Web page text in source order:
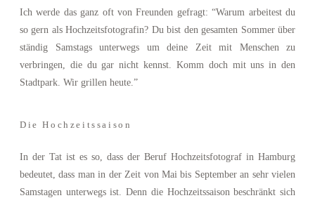
Businessfotograf
Hamburg
Blog
Kontakt
Ich werde das ganz oft von Freunden gefragt: “Warum arbeitest du
so gern als Hochzeitsfotografin? Du bist den gesamten Sommer über
ständig Samstags unterwegs um deine Zeit mit Menschen zu
verbringen, die du gar nicht kennst. Komm doch mit uns in den
Stadtpark. Wir grillen heute.”
Die Hochzeitssaison
In der Tat ist es so, dass der Beruf Hochzeitsfotograf in Hamburg
bedeutet, dass man in der Zeit von Mai bis September an sehr vielen
Samstagen unterwegs ist. Denn die Hochzeitssaison beschränkt sich